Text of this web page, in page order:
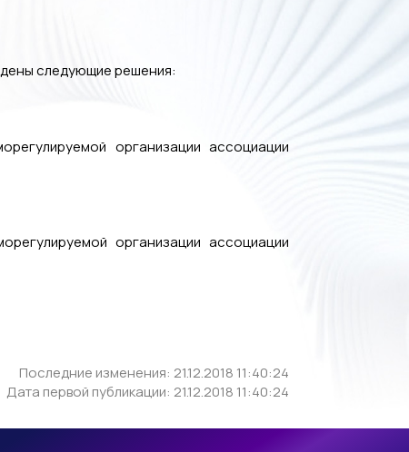
следующие решения:
организации ассоциации
организации ассоциации
Последние изменения: 21.12.2018 11:40:24
Дата первой публикации: 21.12.2018 11:40:24